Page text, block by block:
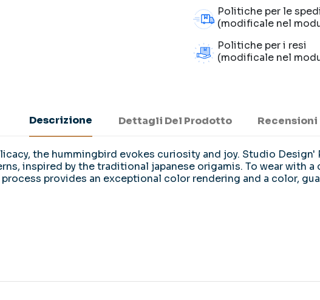
Politiche per le
(modificale nel
Politiche per i resi
(modificale nel
Descrizione Dettagli Del Prodotto Recensioni
the hummingbird evokes curiosity and joy. Studio
inspired by the traditional japanese origamis. To wear with
provides an exceptional color rendering and a color,